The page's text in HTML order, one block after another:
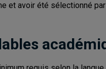
et avoir été sélectionné